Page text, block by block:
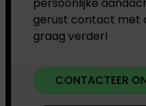
gerust contact met
graag verder!
CONTACTEER